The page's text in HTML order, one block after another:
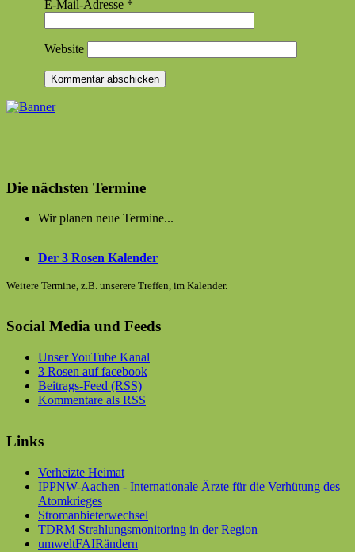
E-Mail-Adresse *
Website
Die nächsten Termine
Wir planen neue Termine...
Der 3 Rosen Kalender
Weitere Termine, z.B. unserere Treffen, im Kalender.
Social Media und Feeds
Unser YouTube Kanal
3 Rosen auf facebook
Beitrags-Feed (RSS)
Kommentare als RSS
Links
Verheizte Heimat
IPPNW-Aachen - Internationale Ärzte für die Verhütung des
Atomkrieges
Stromanbieterwechsel
TDRM Strahlungsmonitoring in der Region
umweltFAIRändern